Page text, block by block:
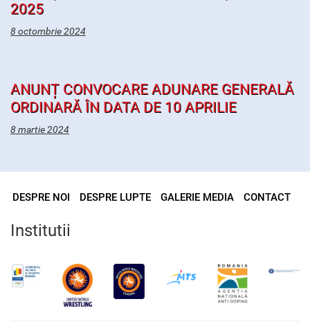
2025
8 octombrie 2024
ANUNȚ CONVOCARE ADUNARE GENERALĂ
ORDINARĂ ÎN DATA DE 10 APRILIE
8 martie 2024
DESPRE NOI DESPRE LUPTE GALERIE MEDIA CONTACT
Institutii